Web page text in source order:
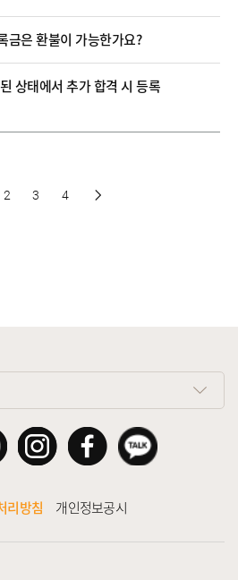
금은 환불이 가능한가요?
상태에서 추가 합격 시 등록
2 3 4
리방침 개인정보공시